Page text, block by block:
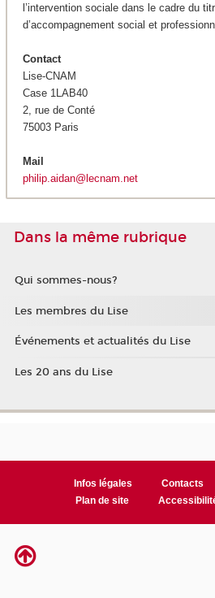
l’intervention sociale dans le cadre du
d’accompagnement social et
Contact
Lise-CNAM
Case 1LAB40
2, rue de Conté
75003 Paris
Mail
philip.aidan@lecnam.net
Dans la même rubrique
Qui sommes-nous?
Les membres du Lise
Événements et actualités du Lise
Les 20 ans du Lise
Infos légales Contacts
Plan de site